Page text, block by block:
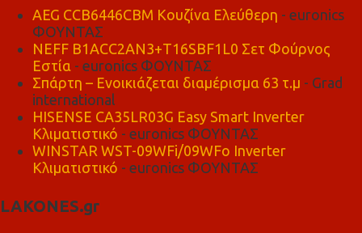
AEG CCB6446CBM Κουζίνα Ελεύθερη - euronics
ΦΟΥΝΤΑΣ
NEFF B1ACC2AN3+T16SBF1L0 Σετ Φούρνος
Εστία - euronics ΦΟΥΝΤΑΣ
Σπάρτη – Ενοικιάζεται διαμέρισμα 63 τ.μ - Grad
international
HISENSE CA35LR03G Easy Smart Inverter
Κλιματιστικό - euronics ΦΟΥΝΤΑΣ
WINSTAR WST-09WFi/09WFo Inverter
Κλιματιστικό - euronics ΦΟΥΝΤΑΣ
LAKONES.gr